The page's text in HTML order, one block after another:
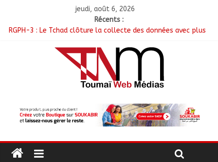
jeudi, août 6, 2026
Récents :
RGPH-3 : Le Tchad clôture la collecte des données avec plus
Tchad–Égypte : La Commission mixte relance les grands
chantiers de coopération
Coopération aérienne : Air France salue les progrès du Tchad
Santé : La Commune de N’Djamena et l’OMS renforcent leur